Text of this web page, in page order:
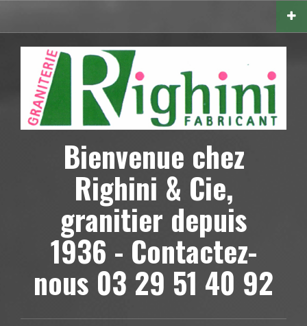
contenu
Bienvenue chez
Righini & Cie,
granitier depuis
1936 - Contactez-
nous 03 29 51 40 92